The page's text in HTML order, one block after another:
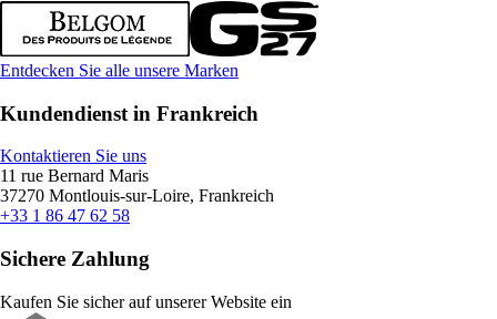
Entdecken Sie alle unsere Marken
Kundendienst in Frankreich
Kontaktieren Sie uns
11 rue Bernard Maris
37270 Montlouis-sur-Loire, Frankreich
+33 1 86 47 62 58
Sichere Zahlung
Kaufen Sie sicher auf unserer Website ein